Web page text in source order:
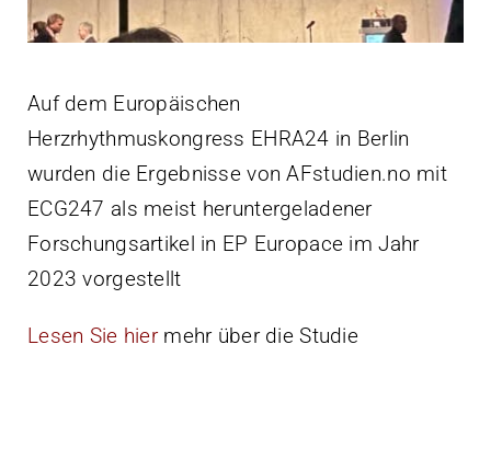
Auf dem Europäischen
Herzrhythmuskongress EHRA24 in Berlin
wurden die Ergebnisse von AFstudien.no mit
ECG247 als meist heruntergeladener
Forschungsartikel in EP Europace im Jahr
2023 vorgestellt
Lesen Sie hier mehr über die Studie